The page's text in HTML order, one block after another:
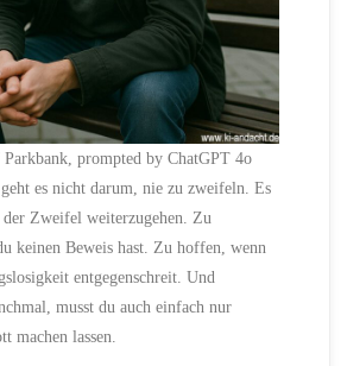
prompted by ChatGPT 4o
es nicht darum, nie zu zweifeln. Es
Zweifel weiterzugehen. Zu
keinen Beweis hast. Zu hoffen, wenn
entgegenschreit. Und
musst du auch einfach nur
machen lassen.